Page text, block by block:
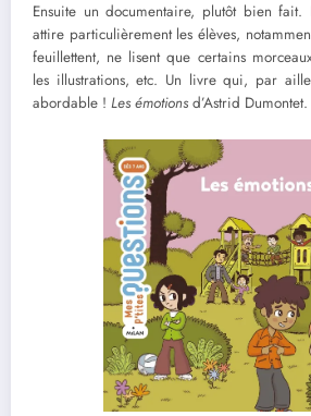
Ensuite un documentaire, plutôt bien
attire particulièrement les élèves,
feuillettent, ne lisent que certains
les illustrations, etc. Un livre qui, par
abordable ! Les émotions d’Astrid Dumontet.